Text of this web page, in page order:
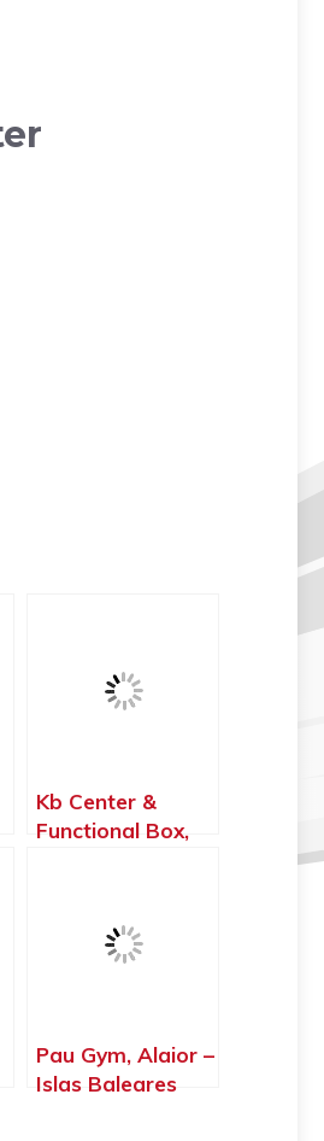
Kb Center &
Functional Box,
Pau Gym, Alaior –
Islas Baleares